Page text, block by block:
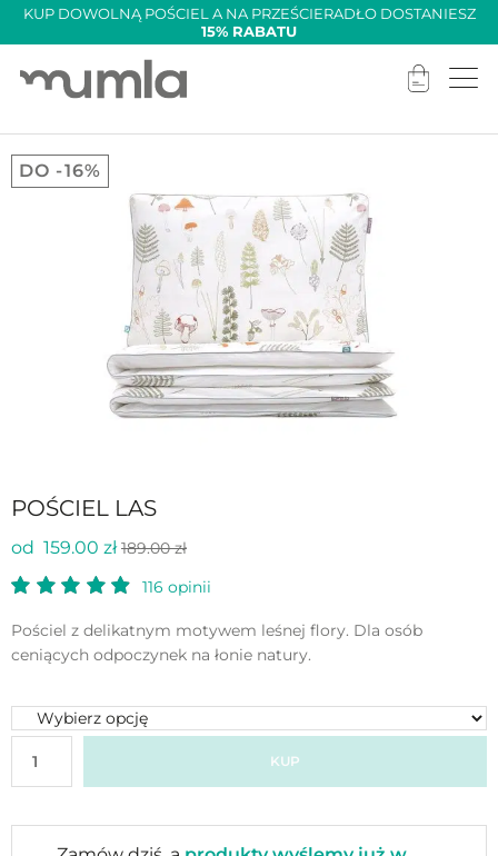
KUP DOWOLNĄ POŚCIEL A NA PRZEŚCIERADŁO DOSTANIESZ
15% RABATU
DO -16%
POŚCIEL LAS
od 159.00 zł189.00 zł
116 opinii
Pościel z delikatnym motywem leśnej flory. Dla osób
ceniących odpoczynek na łonie natury.
KUP